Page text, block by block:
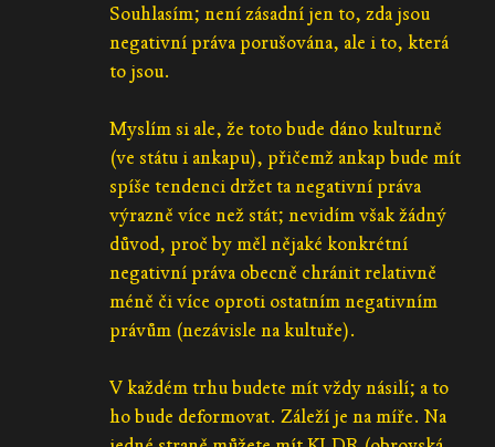
Souhlasím; není zásadní jen to, zda jsou
negativní práva porušována, ale i to, která
to jsou.
Myslím si ale, že toto bude dáno kulturně
(ve státu i ankapu), přičemž ankap bude mít
spíše tendenci držet ta negativní práva
výrazně více než stát; nevidím však žádný
důvod, proč by měl nějaké konkrétní
negativní práva obecně chránit relativně
méně či více oproti ostatním negativním
právům (nezávisle na kultuře).
V každém trhu budete mít vždy násilí; a to
ho bude deformovat. Záleží je na míře. Na